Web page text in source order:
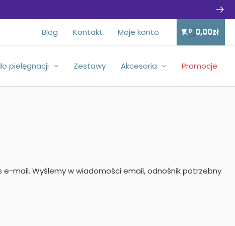
Blog Kontakt Moje konto 0,00zł
pielęgnacji Zestawy Akcesoria Promocje
e-mail. Wyślemy w wiadomości email, odnośnik potrzebny